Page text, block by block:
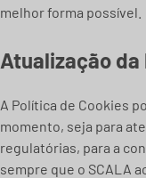
melhor forma possível.
Atualização
A Política de Cookies
momento, seja para
regulatórias, para a
sempre que o SCALA